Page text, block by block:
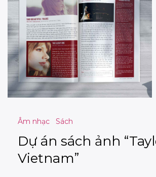
Âm nhạc Sách
Dự án sách ảnh
Vietnam”